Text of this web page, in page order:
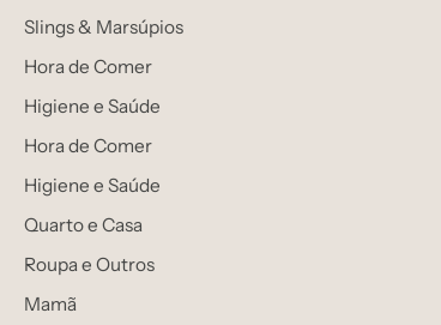
Slings & Marsúpios
Hora de Comer
Higiene e Saúde
Hora de Comer
Higiene e Saúde
Quarto e Casa
Roupa e Outros
Mamã